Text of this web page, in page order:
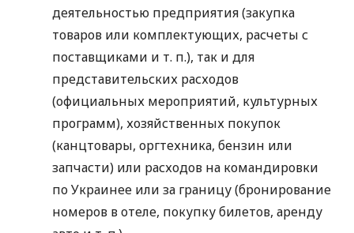
деятельностью предприятия (закупка
товаров или комплектующих, расчеты с
поставщиками и т. п.), так и для
представительских расходов
(официальных мероприятий, культурных
программ), хозяйственных покупок
(канцтовары, оргтехника, бензин или
запчасти) или расходов на командировки
по Украинее или за границу (бронирование
номеров в отеле, покупку билетов, аренду